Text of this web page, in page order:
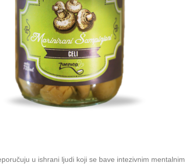
u ishrani ljudi koji se bave intezivnim